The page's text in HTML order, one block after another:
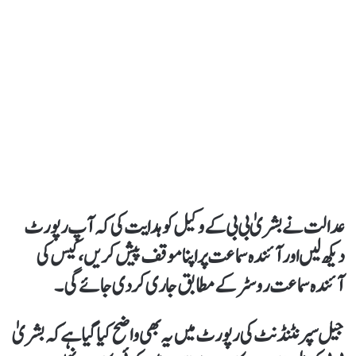
عدالت نے بشریٰ بی بی کے وکیل کو ہدایت کی کہ آپ رپورٹ
دیکھ لیں اور آئندہ سماعت پر اپنا موقف پیش کریں،کیس کی
آئندہ سماعت روسٹر کےمطابق جاری کردی جائے گی۔
جیل سپرنٹنڈنٹ کی رپورٹ میں یہ بھی واضح کیاگیا ہےکہ بشریٰ